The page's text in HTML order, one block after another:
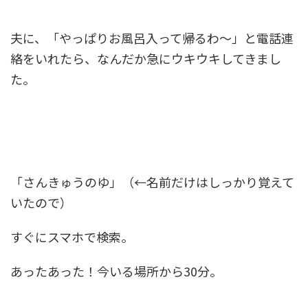
夫に、「やっぱりお風呂入って帰るわ～」と電話連
絡をいれたら、なんだか急にウキウキしてきまし
た。
「さんきゅうのゆ」（←名前だけはしっかり覚えて
いたので）
すぐにスマホで検索。
あったあった！今いる場所から30分。